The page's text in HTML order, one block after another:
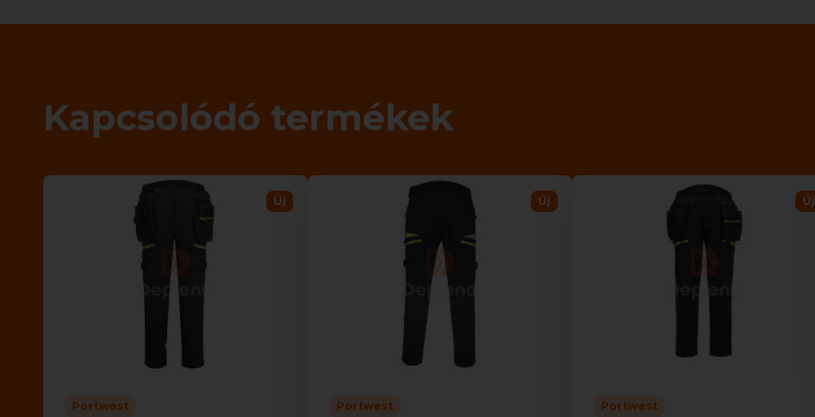
Kapcsolódó termékek
Új
Portwest
Új
Portwest
Új
Portwest